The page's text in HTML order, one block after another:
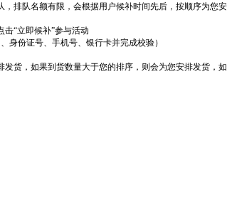
排队名额有限，会根据用户候补时间先后，按顺序为您
“立即候补”参与活动
身份证号、手机号、银行卡并完成校验）
货，如果到货数量大于您的排序，则会为您安排发货，